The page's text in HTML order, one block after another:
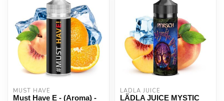
MUST HAVE
Must Have E - (Aroma) -
LÄDLA JUICE
LÄDLA JUICE MYSTIC